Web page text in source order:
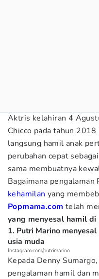
Aktris kelahiran 4
Chicco pada tahun
langsung hamil anak
perubahan cepat
sama membuatnya
Bagaimana
kehamilan yang
Popmama.com telah
yang menyesal hamil di
1. Putri Marino
usia muda
Instagram.com/putrimarino
Kepada Denny
pengalaman hamil dan